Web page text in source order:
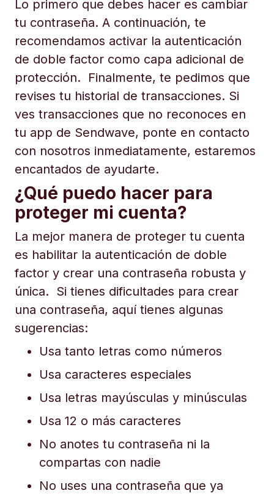
Lo primero que debes hacer es cambiar
tu contraseña. A continuación, te
recomendamos activar la autenticación
de doble factor como capa adicional de
protección. Finalmente, te pedimos que
revises tu historial de transacciones. Si
ves transacciones que no reconoces en
tu app de Sendwave, ponte en contacto
con nosotros inmediatamente, estaremos
encantados de ayudarte.
¿Qué puedo hacer para
proteger mi cuenta?
La mejor manera de proteger tu cuenta
es habilitar la autenticación de doble
factor y crear una contraseña robusta y
única. Si tienes dificultades para crear
una contraseña, aquí tienes algunas
sugerencias:
Usa tanto letras como números
Usa caracteres especiales
Usa letras mayúsculas y minúsculas
Usa 12 o más caracteres
No anotes tu contraseña ni la
compartas con nadie
No uses una contraseña que ya